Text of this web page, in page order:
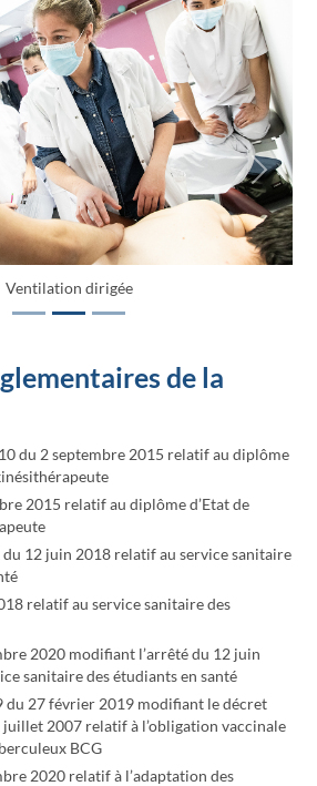
Ventilation dirigée
Next
de la
du 2 septembre 2015 relatif au diplôme
2015 relatif au diplôme d’Etat de
12 juin 2018 relatif au service sanitaire
relatif au service sanitaire des
2020 modifiant l’arrêté du 12 juin
sanitaire des étudiants en santé
du 27 février 2019 modifiant le décret
juillet 2007 relatif à l’obligation vaccinale
BCG
2020 relatif à l’adaptation des